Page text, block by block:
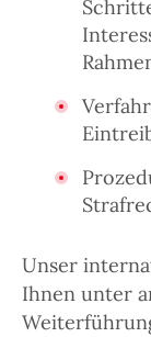
Unser
Ihnen unter